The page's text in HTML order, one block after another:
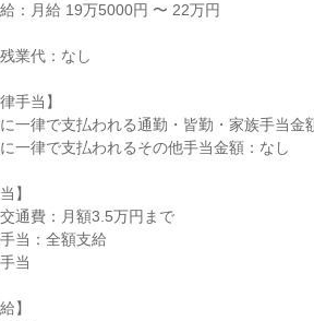
：月給 19万5000円 〜 22万円
業代：なし
手当】
一律で支払われる通勤・皆勤・家族手当金
一律で支払われるその他手当金額：なし
】
通費：月額3.5万円まで
当：全額支給
当
】